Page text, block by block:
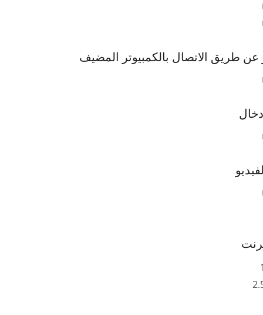
عن طريق الاتصال بالكمبيوتر المضيف